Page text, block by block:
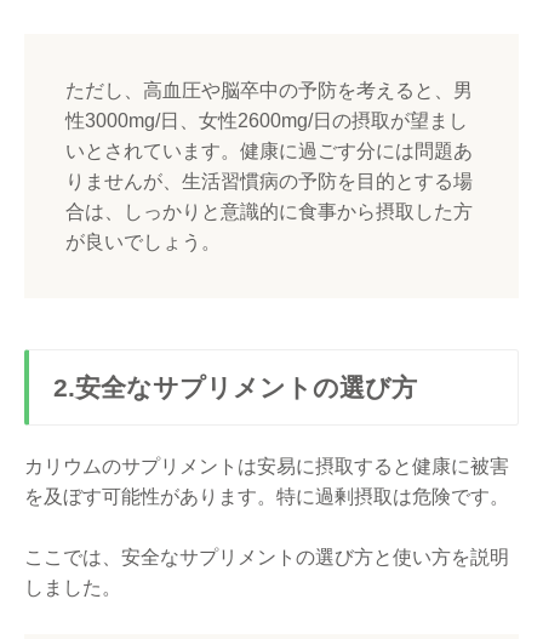
ただし、高血圧や脳卒中の予防を考えると、男
性3000mg/日、女性2600mg/日の摂取が望まし
いとされています。健康に過ごす分には問題あ
りませんが、生活習慣病の予防を目的とする場
合は、しっかりと意識的に食事から摂取した方
が良いでしょう。
2.安全なサプリメントの選び方
カリウムのサプリメントは安易に摂取すると健康に被害
を及ぼす可能性があります。特に過剰摂取は危険です。
ここでは、安全なサプリメントの選び方と使い方を説明
しました。